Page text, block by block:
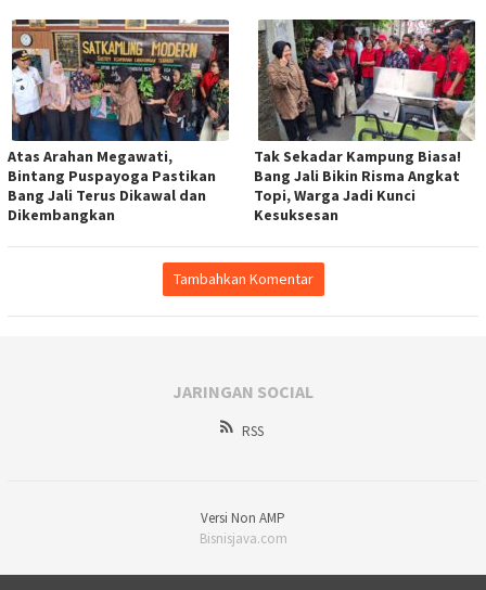
Atas Arahan Megawati,
Bintang Puspayoga Pastikan
Bang Jali Terus Dikawal dan
Dikembangkan
Tak Sekadar Kampung Biasa!
Bang Jali Bikin Risma Angkat
Topi, Warga Jadi Kunci
Kesuksesan
Tambahkan Komentar
JARINGAN SOCIAL
RSS
Versi Non AMP
Bisnisjava.com